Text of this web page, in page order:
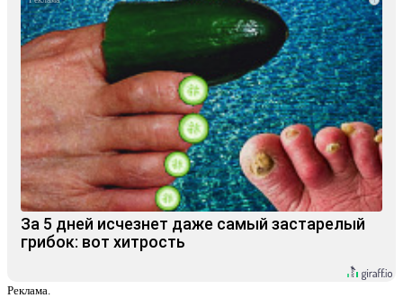
За 5 дней исчезнет даже самый застарелый
грибок: вот хитрость
Реклама.